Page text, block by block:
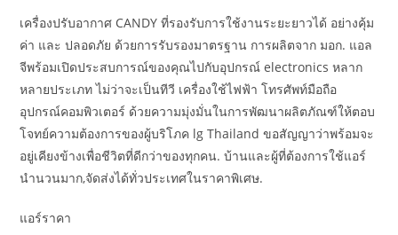
เครื่องปรับอากาศ CANDY ที่รองรับการใช้งานระยะยาวได้ อย่างคุ้ม
ค่า และ ปลอดภัย ด้วยการรับรองมาตรฐาน การผลิตจาก มอก. แอล
จีพร้อมเปิดประสบการณ์ของคุณไปกับอุปกรณ์ electronics หลาก
หลายประเภท ไม่ว่าจะเป็นทีวี เครื่องใช้ไฟฟ้า โทรศัพท์มือถือ
อุปกรณ์คอมพิวเตอร์ ด้วยความมุ่งมั่นในการพัฒนาผลิตภัณฑ์ให้ตอบ
โจทย์ความต้องการของผู้บริโภค lg Thailand ขอสัญญาว่าพร้อมจะ
อยู่เคียงข้างเพื่อชีวิตที่ดีกว่าของทุกคน. บ้านและผู้ที่ต้องการใช้แอร์
นำนวนมาก,จัดส่งได้ทั่วประเทศในราคาพิเศษ.
แอร์ราคา